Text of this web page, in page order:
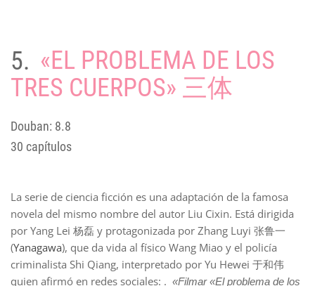
5. «EL PROBLEMA DE LOS
TRES CUERPOS» 三体
Douban: 8.8
30 capítulos
La serie de ciencia ficción es una adaptación de la famosa
novela del mismo nombre del autor Liu Cixin. Está dirigida
por Yang Lei 杨磊 y protagonizada por Zhang Luyi 张鲁一
(Yanagawa), que da vida al físico Wang Miao y el policía
criminalista Shi Qiang, interpretado por Yu Hewei 于和伟
quien afirmó en redes sociales: . «Filmar «El problema de los